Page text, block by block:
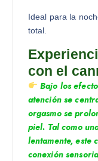
Ideal para la
total.
con el
Bajo los
atención se
orgasmo se
piel. Tal como
lentamente, este
conexión